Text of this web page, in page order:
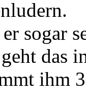
sogar
das
ihm